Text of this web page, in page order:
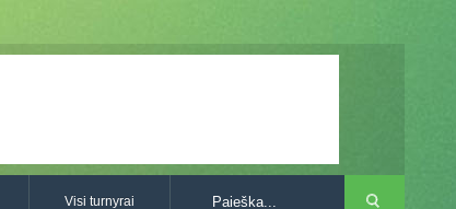
Visi turnyrai